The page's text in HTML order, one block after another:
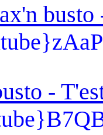
busto
-